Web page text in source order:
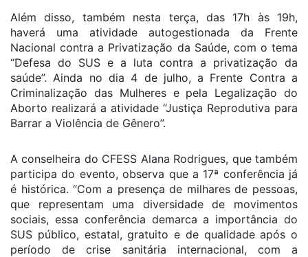
Além disso, também nesta terça, das 17h às 19h,
haverá uma atividade autogestionada da Frente
Nacional contra a Privatização da Saúde, com o tema
“Defesa do SUS e a luta contra a privatização da
saúde”. Ainda no dia 4 de julho, a Frente Contra a
Criminalização das Mulheres e pela Legalização do
Aborto realizará a atividade “Justiça Reprodutiva para
Barrar a Violência de Gênero”.
A conselheira do CFESS Alana Rodrigues, que também
participa do evento, observa que a 17ª conferência já
é histórica. “Com a presença de milhares de pessoas,
que representam uma diversidade de movimentos
sociais, essa conferência demarca a importância do
SUS público, estatal, gratuito e de qualidade após o
período de crise sanitária internacional, com a